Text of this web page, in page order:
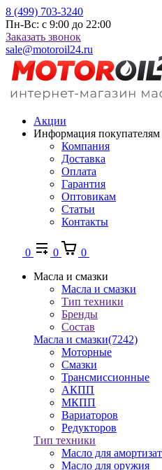
8 (499) 703-3240
Пн-Вс: с 9:00 до 22:00
Заказать звонок
sale@motoroil24.ru
Акции
Информация покупателям
Компания
Доставка
Оплата
Гарантия
Оптовикам
Статьи
Контакты
0 0
0
Масла и смазки
Масла и смазки
Тип техники
Бренды
Состав
Масла и смазки(7242)
Моторные
Смазки
Трансмиссионные
АКПП
МКПП
Вариаторов
Редукторов
Тип техники
Масло для
Масло для оружия